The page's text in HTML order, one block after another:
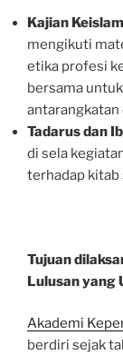
Kajian
mengikuti
etika profesi
bersama
antarangkatan
Tadarus dan
di sela
terhadap kitab
Tujuan
Lulusan yang
Akademi
berdiri sejak